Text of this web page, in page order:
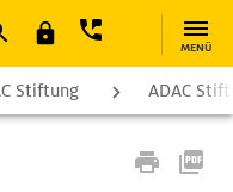
MENÜ
Stiftung ADAC